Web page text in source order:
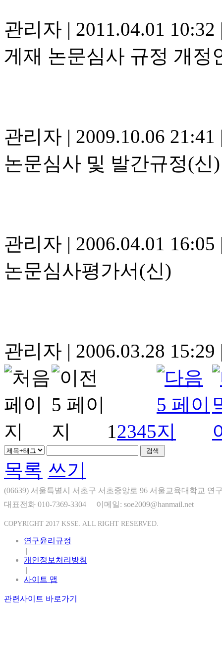
관리자 | 2011.04.01 10:32
게재 논문심사 규정 개정
관리자 | 2009.10.06 21:41
논문심사 및 발간규정(신)
관리자 | 2006.04.01 16:05
논문심사평가서(신)
관리자 | 2006.03.28 15:29
12345
목록 쓰기
(06639) 서울특별시 서초구 서초중앙로 96 서울교육대학교 연
대표전화 010-7369-3304 이메일: soe2009@hanmail.net
COPYRIGHT 2017 KSSE. ALL RIGHT RESERVED.
연구윤리규정
|
개인정보처리방침
|
사이트 맵
관련사이트 바로가기